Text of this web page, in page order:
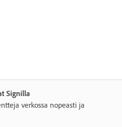
Signilla
verkossa nopeasti ja